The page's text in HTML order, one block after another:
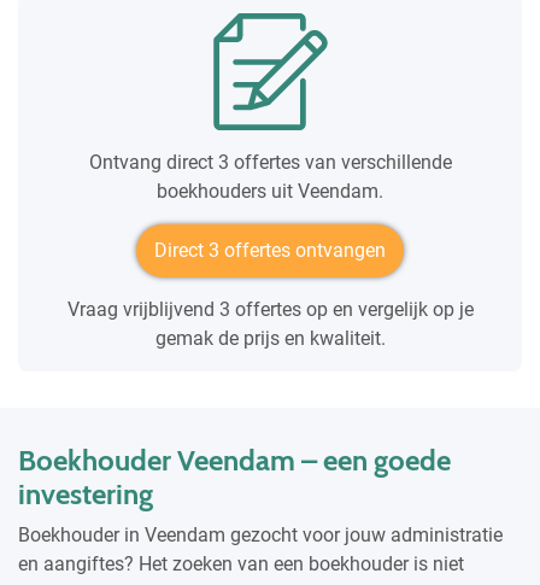
Ontvang direct 3 offertes van verschillende
boekhouders uit Veendam.
Direct 3 offertes ontvangen
Vraag vrijblijvend 3 offertes op en vergelijk op je
gemak de prijs en kwaliteit.
Boekhouder Veendam – een goede
investering
Boekhouder in Veendam gezocht voor jouw administratie
en aangiftes? Het zoeken van een boekhouder is niet